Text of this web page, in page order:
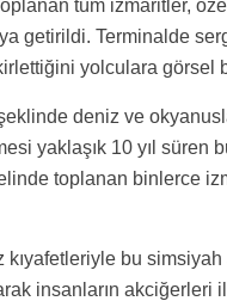
tüm izmaritler,
getirildi. Terminalde
yolculara
deniz ve
yaklaşık 10 yıl süren
toplanan binlerce
kıyafetleriyle bu
insanların akciğerleri